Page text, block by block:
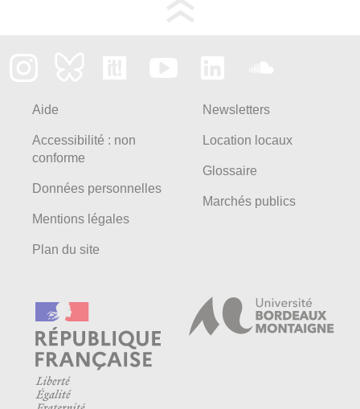
Aide
Accessibilité : non
conforme
Données personnelles
Mentions légales
Plan du site
Newsletters
Location locaux
Glossaire
Marchés publics